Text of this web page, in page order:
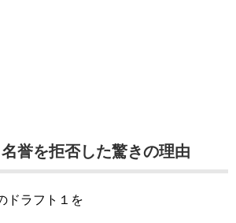
誉を拒否した驚きの理由
ドラフト１を